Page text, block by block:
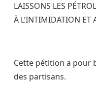
LAISSONS LES
À L’INTIMIDATION ET
Cette pétition a pour
des partisans.